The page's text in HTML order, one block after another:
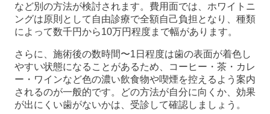
など別の方法が検討されます。費用面では、ホワイトニ
ングは原則として自由診療で全額自己負担となり、種類
によって数千円から10万円程度まで幅があります。
さらに、施術後の数時間〜1日程度は歯の表面が着色し
やすい状態になることがあるため、コーヒー・茶・カレ
ー・ワインなど色の濃い飲食物や喫煙を控えるよう案内
されるのが一般的です。どの方法が自分に向くか、効果
が出にくい歯がないかは、受診して確認しましょう。